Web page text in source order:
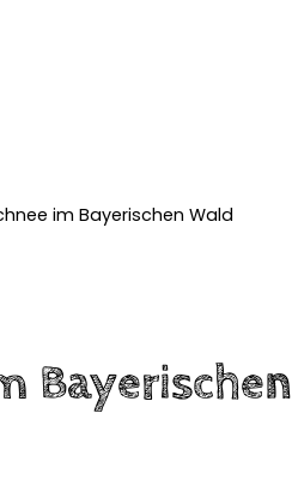
im Bayerischen Wald
Bayerischen